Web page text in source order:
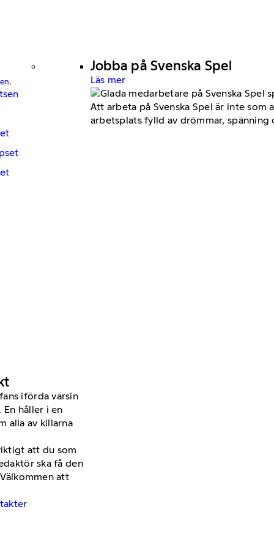
Jobba på Svenska Spel
Läs mer
Att arbeta på Svenska Spel är inte
arbetsplats fylld av drömmar, spänning
att du som
ska få den
att